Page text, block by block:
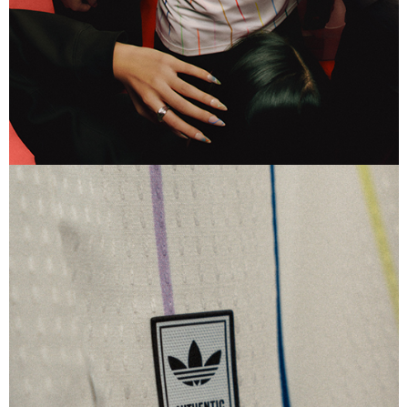
フォーム
日本女子代表仕様